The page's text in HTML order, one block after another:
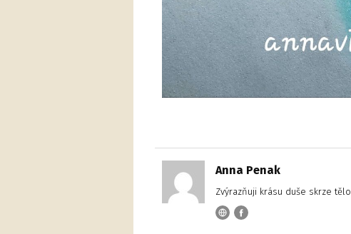
Anna Penak
Zvýrazňuji krásu duše skrze tělo